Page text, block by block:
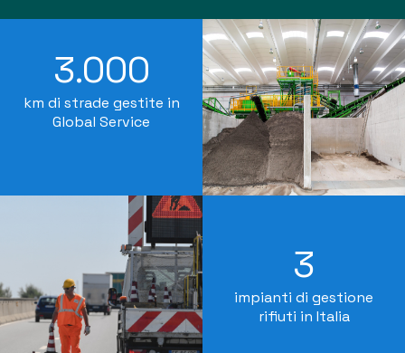
3.000
km di strade gestite in
Global Service
3
impianti di gestione
rifiuti in Italia